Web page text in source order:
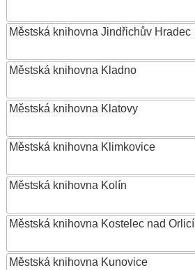
Městská knihovna Jindřichův Hradec
Městská knihovna Kladno
Městská knihovna Klatovy
Městská knihovna Klimkovice
Městská knihovna Kolín
Městská knihovna Kostelec nad Orlicí
Městská knihovna Kunovice